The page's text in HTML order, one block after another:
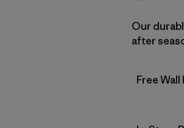
Our
after
Free Wall